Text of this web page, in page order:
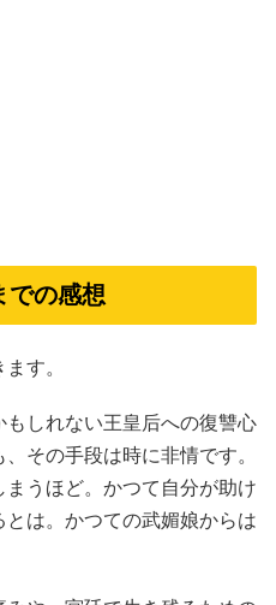
での感想
す。
しれない王皇后への復讐心
その手段は時に非情です。
うほど。かつて自分が助け
は。かつての武媚娘からは